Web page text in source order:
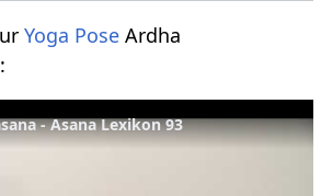
Yoga Pose Ardha
:
- Asana Lexikon 93